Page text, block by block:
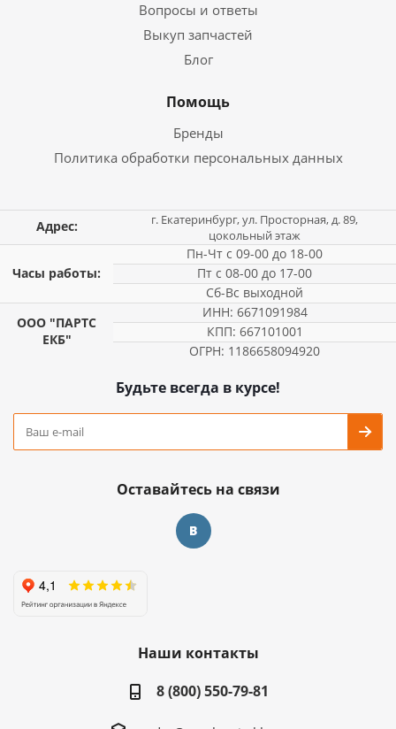
Вопросы и ответы
Выкуп запчастей
Блог
Помощь
Бренды
Политика обработки персональных данных
Адрес:
г. Екатеринбург, ул. Просторная, д. 89,
цокольный этаж
Часы работы:
Пн-Чт с 09-00 до 18-00
Пт с 08-00 до 17-00
Сб-Вс выходной
ООО "ПАРТС
ЕКБ"
ИНН: 6671091984
КПП: 667101001
ОГРН: 1186658094920
Будьте всегда в курсе!
Оставайтесь на связи
Наши контакты
8 (800) 550-79-81